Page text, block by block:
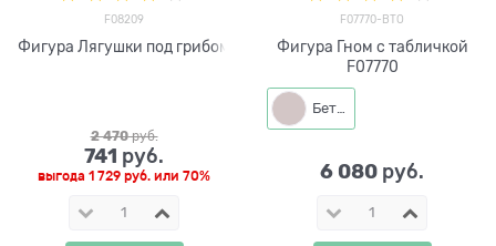
F08209
Фигура Лягушки под грибом
2 470 руб.
741 руб.
выгода 1 729 руб. или 70%
F07770-BTO
Фигура Гном с табличкой
F07770
Бетон
6 080 руб.